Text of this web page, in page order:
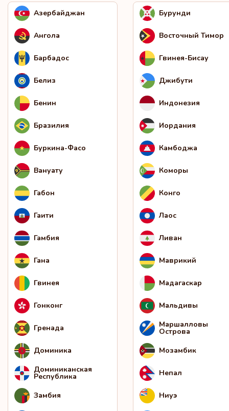
Азербайджан
Ангола
Барбадос
Белиз
Бенин
Бразилия
Буркина-Фасо
Вануату
Габон
Гаити
Гамбия
Гана
Гвинея
Гонконг
Гренада
Доминика
Доминиканская
Республика
Замбия
Бурунди
Восточный Тимор
Гвинея-Бисау
Джибути
Индонезия
Иордания
Камбоджа
Коморы
Конго
Лаос
Ливан
Маврикий
Мадагаскар
Мальдивы
Маршалловы
Острова
Мозамбик
Непал
Ниуэ